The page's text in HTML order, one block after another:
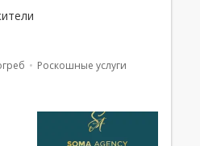
Роскошные услуги